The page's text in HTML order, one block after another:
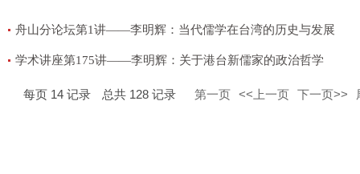
舟山分论坛第1讲——李明辉：当代儒学在台湾的历史与发展
学术讲座第175讲——李明辉：关于港台新儒家的政治哲学
每页 14 记录 总共 128 记录 第一页 <<上一页 下一页>>